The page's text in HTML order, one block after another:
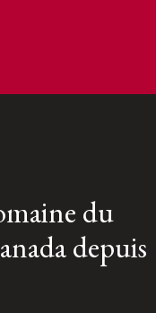
du
depuis